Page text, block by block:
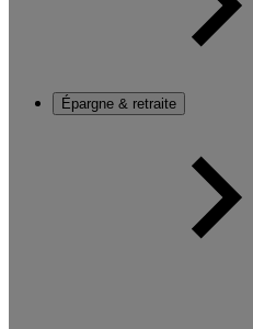
Épargne & retraite